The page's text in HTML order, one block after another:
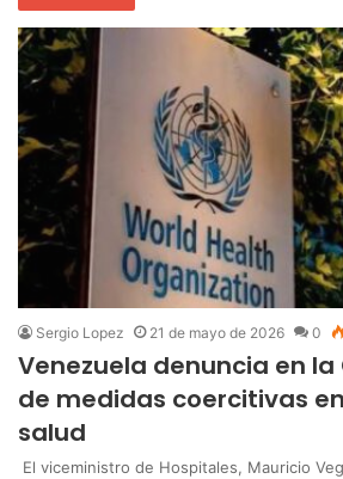
Sergio Lopez 21 de mayo de 2026 0
Venezuela denuncia en la
de medidas coercitivas
salud
El viceministro de Hospitales, Mauricio